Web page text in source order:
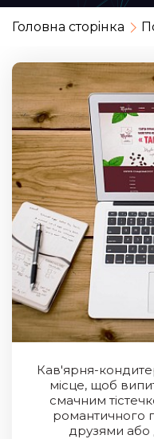
Головна сторiнка
Кав'ярня-
місце, щоб
смачним
романтичного
друзями або